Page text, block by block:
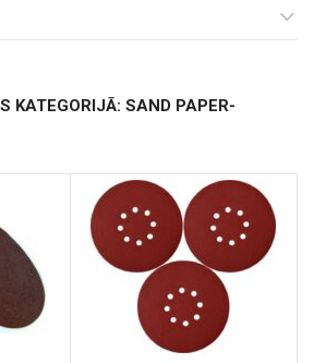
KATEGORIJĀ: SAND PAPER-